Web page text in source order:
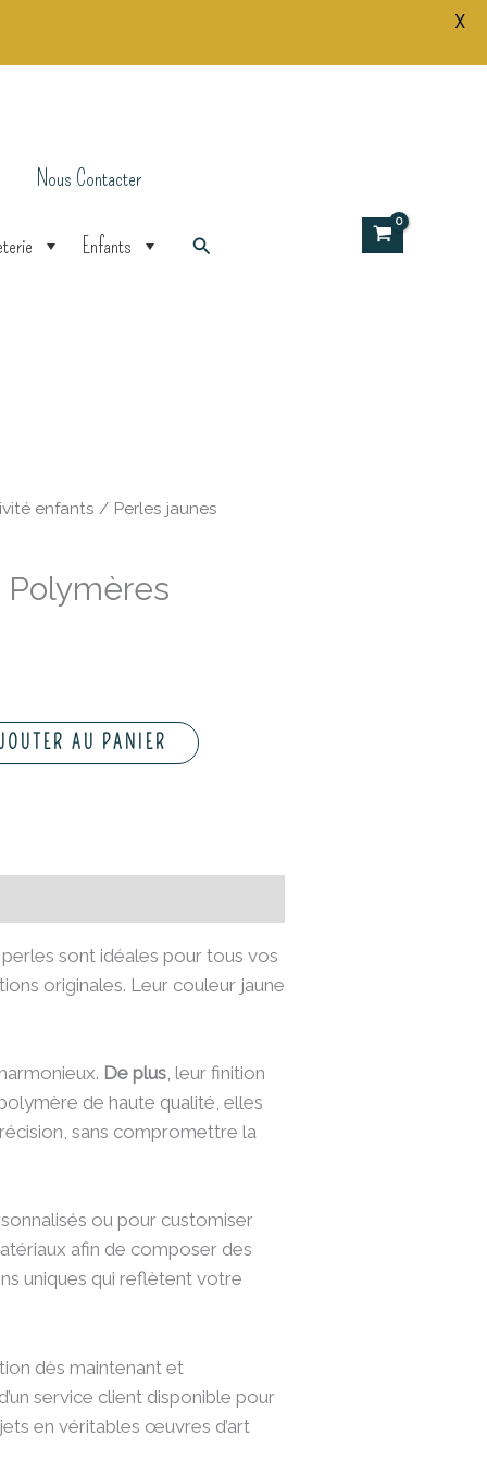
Nous Contacter
Enfants Rechercher
enfants / Perles jaunes
Polymères
AU PANIER
perles sont idéales pour tous vos
originales. Leur couleur jaune
De plus, leur finition
de haute qualité, elles
sans compromettre la
ou pour customiser
afin de composer des
uniques qui reflètent votre
dès maintenant et
service client disponible pour
en véritables œuvres d’art
X
Polymères